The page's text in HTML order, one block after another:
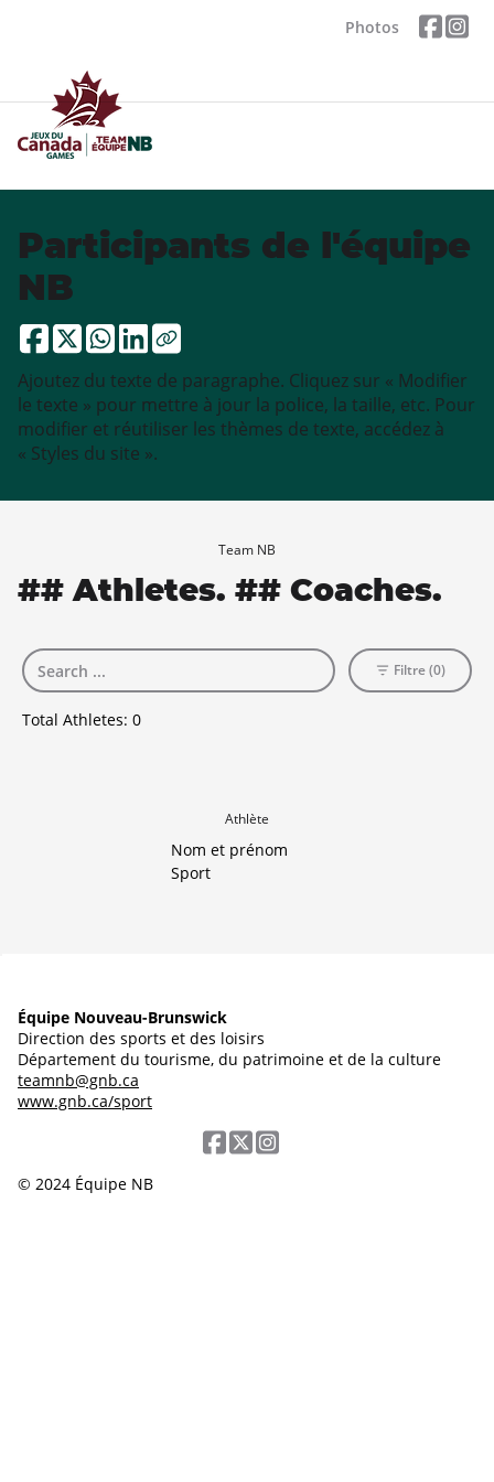
Photos
Participants de l'équipe
NB
Ajoutez du texte de paragraphe. Cliquez sur « Modifier
le texte » pour mettre à jour la police, la taille, etc. Pour
modifier et réutiliser les thèmes de texte, accédez à
« Styles du site ».
Team NB
## Athletes. ## Coaches.
Total Athletes: 0
Filtre (0)
Athlète
Nom et prénom
Sport
Équipe Nouveau-Brunswick
Direction des sports et des loisirs
Département du tourisme, du patrimoine et de la culture
teamnb@gnb.ca
www.gnb.ca/sport
© 2024 Équipe NB